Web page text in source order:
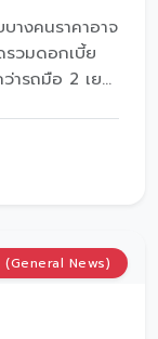
างคนราคาอาจ
วมดอกเบี้ย
ารถมือ 2 เยอะ
ยต้าวรจักร์
ม...
(General News)